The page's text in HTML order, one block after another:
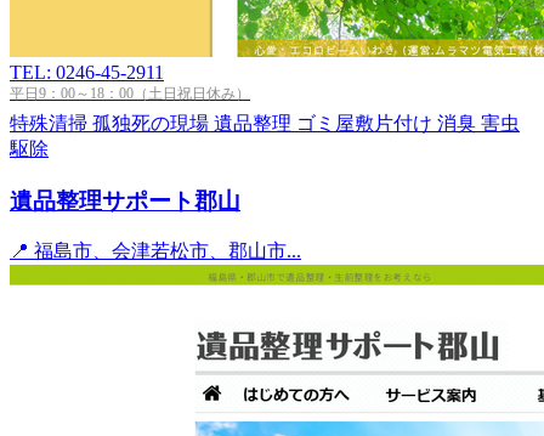
TEL: 0246-45-2911
平日9：00～18：00（土日祝日休み）
特殊清掃 孤独死の現場 遺品整理 ゴミ屋敷片付け 消臭 害虫
駆除
遺品整理サポート郡山
📍 福島市、会津若松市、郡山市...